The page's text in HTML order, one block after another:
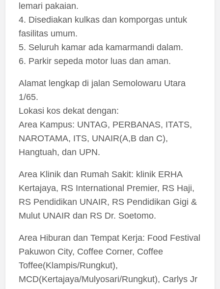
lemari pakaian.
4. Disediakan kulkas dan komporgas untuk
fasilitas umum.
5. Seluruh kamar ada kamarmandi dalam.
6. Parkir sepeda motor luas dan aman.
Alamat lengkap di jalan Semolowaru Utara
1/65.
Lokasi kos dekat dengan:
Area Kampus: UNTAG, PERBANAS, ITATS,
NAROTAMA, ITS, UNAIR(A,B dan C),
Hangtuah, dan UPN.
Area Klinik dan Rumah Sakit: klinik ERHA
Kertajaya, RS International Premier, RS Haji,
RS Pendidikan UNAIR, RS Pendidikan Gigi &
Mulut UNAIR dan RS Dr. Soetomo.
Area Hiburan dan Tempat Kerja: Food Festival
Pakuwon City, Coffee Corner, Coffee
Toffee(Klampis/Rungkut),
MCD(Kertajaya/Mulyosari/Rungkut), Carlys Jr